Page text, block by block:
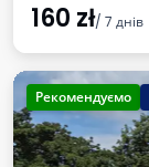
160 zł/ 7 днів
Рекомендуємо